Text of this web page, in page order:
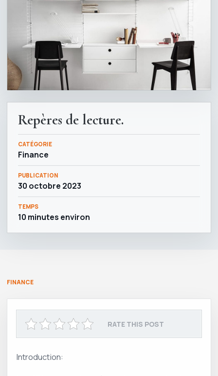
Repères de lecture.
CATÉGORIE
Finance
PUBLICATION
30 octobre 2023
TEMPS
10 minutes environ
FINANCE
RATE THIS POST
Introduction: